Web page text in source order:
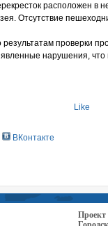
расположен в
Отсутствие
результатам проверки
нарушения, что
Like
ВКонтакте
Проект